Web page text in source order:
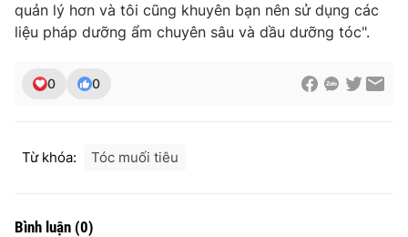
quản lý hơn và tôi cũng khuyên bạn nên sử dụng các
liệu pháp dưỡng ẩm chuyên sâu và dầu dưỡng tóc".
0 0
Từ khóa: Tóc muối tiêu
Bình luận (0)